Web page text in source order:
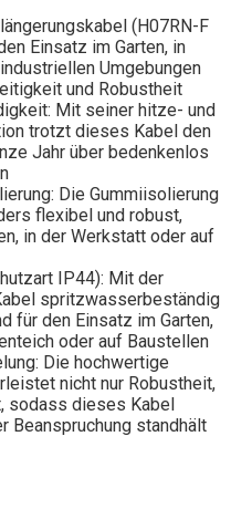
(H07RN-F
Einsatz im Garten, in
Umgebungen
und Robustheit
Mit seiner hitze- und
trotzt dieses Kabel den
Jahr über bedenkenlos
Die Gummiisolierung
flexibel und robust,
in der Werkstatt oder auf
IP44): Mit der
spritzwasserbeständig
für den Einsatz im Garten,
oder auf Baustellen
Die hochwertige
nicht nur Robustheit,
sodass dieses Kabel
Beanspruchung standhält